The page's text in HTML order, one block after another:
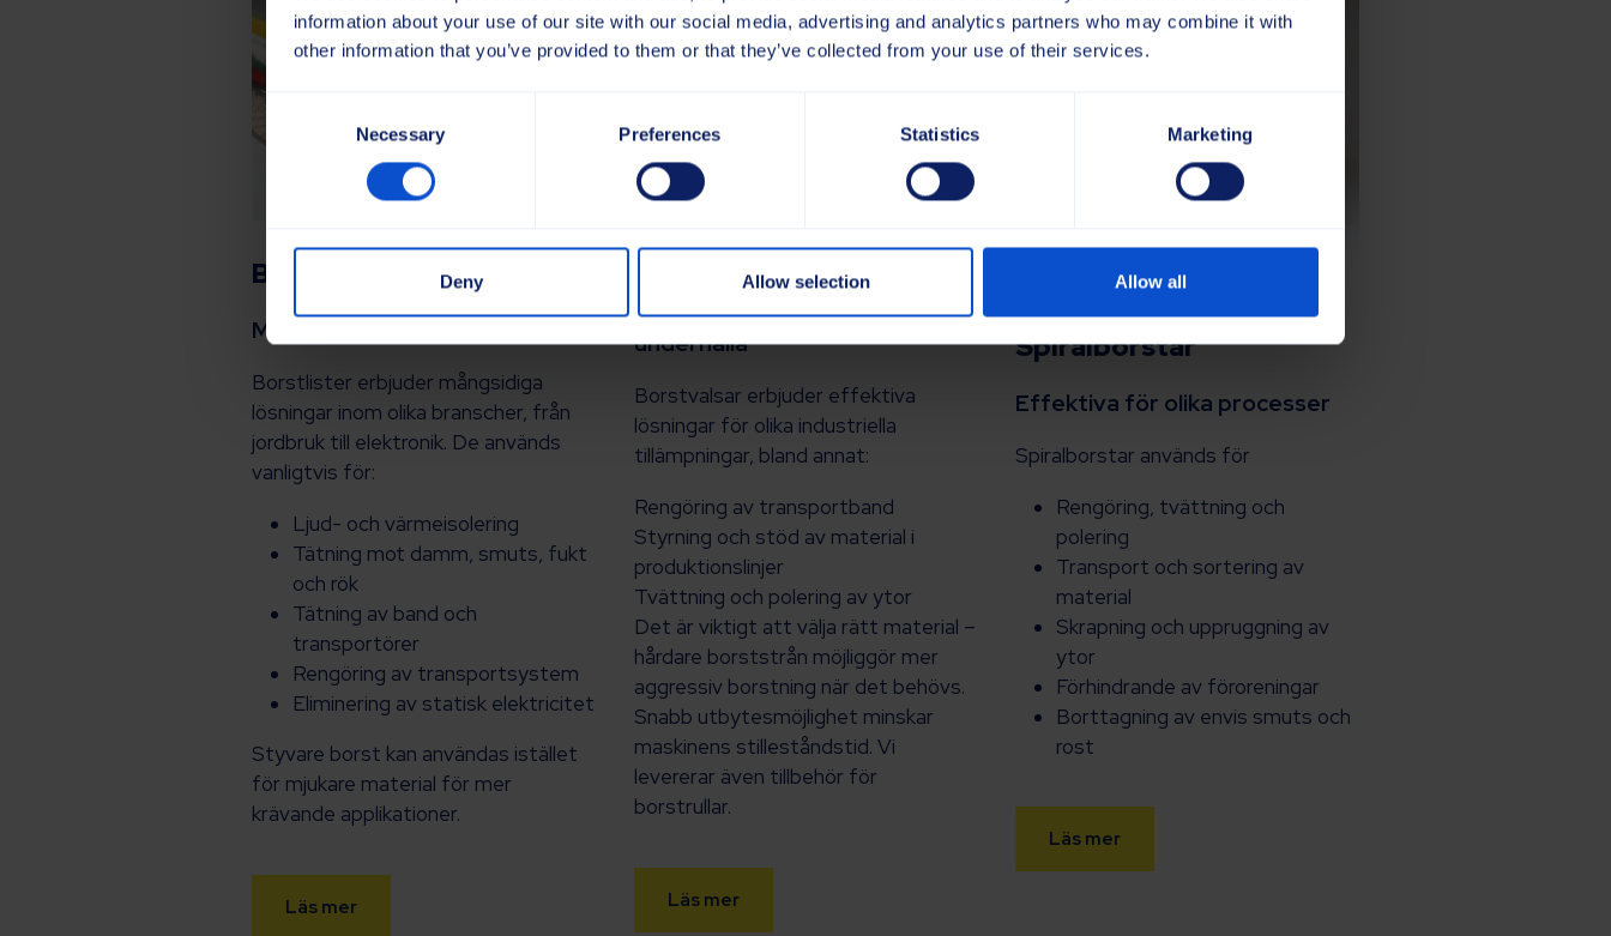
information about your use of our site with our social media, advertising and analytics partners who may combine it with
other information that you’ve provided to them or that they’ve collected from your use of their services.
Necessary Preferences Statistics Marketing
Deny Allow selection Allow all
Borstlister
Mångsidiga och praktiska
Borstlister erbjuder mångsidiga
lösningar inom olika branscher, från
jordbruk till elektronik. De används
vanligtvis för:
Ljud- och värmeisolering
Tätning mot damm, smuts, fukt
och rök
Tätning av band och
transportörer
Rengöring av transportsystem
Eliminering av statisk elektricitet
Styvare borst kan användas istället
för mjukare material för mer
krävande applikationer.
Läs mer
Borstvalsar
Pålitliga och lätta att
underhålla
Borstvalsar erbjuder effektiva
lösningar för olika industriella
tillämpningar, bland annat:
Rengöring av transportband
Styrning och stöd av material i
produktionslinjer
Tvättning och polering av ytor
Det är viktigt att välja rätt material –
hårdare borststrån möjliggör mer
aggressiv borstning när det behövs.
Snabb utbytesmöjlighet minskar
maskinens stilleståndstid. Vi
levererar även tillbehör för
borstrullar.
Läs mer
Spiralborstar
Effektiva för olika processer
Spiralborstar används för
Rengöring, tvättning och
polering
Transport och sortering av
material
Skrapning och uppruggning av
ytor
Förhindrande av föroreningar
Borttagning av envis smuts och
rost
Läs mer